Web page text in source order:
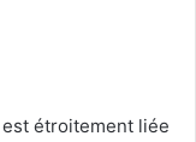
est étroitement liée